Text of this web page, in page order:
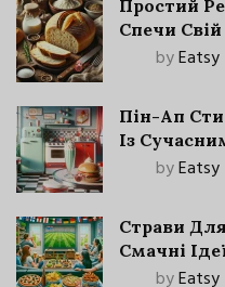
Простий
Спечи
byEatsy
Пін-Ап
Із
byEatsy
Страви
Смачні
byEatsy